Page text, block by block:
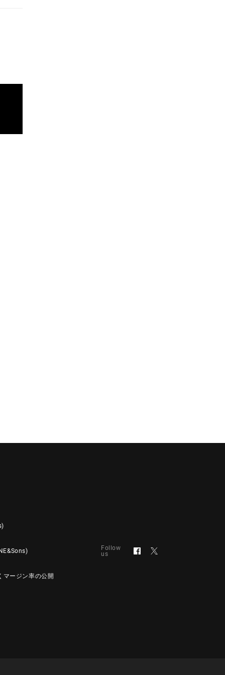
マージン率の公開
Follow
us